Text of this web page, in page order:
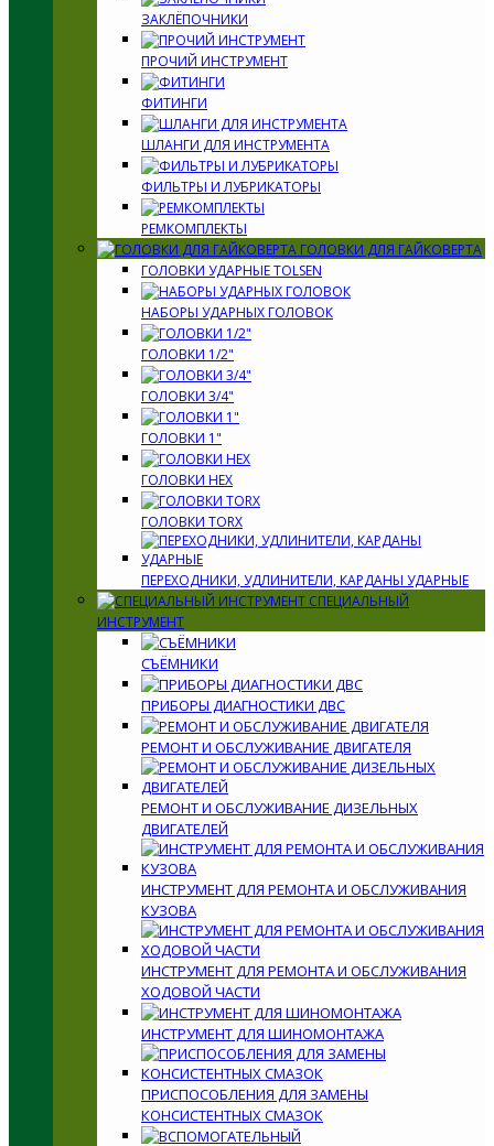
ЗАКЛЁПОЧНИКИ
ПРОЧИЙ ИНСТРУМЕНТ
ФИТИНГИ
ШЛАНГИ ДЛЯ ИНСТРУМЕНТА
ФИЛЬТРЫ И ЛУБРИКАТОРЫ
РЕМКОМПЛЕКТЫ
ГОЛОВКИ ДЛЯ ГАЙКОВЕРТА
ГОЛОВКИ УДАРНЫЕ TOLSEN
НАБОРЫ УДАРНЫХ ГОЛОВОК
ГОЛОВКИ 1/2"
ГОЛОВКИ 3/4"
ГОЛОВКИ 1"
ГОЛОВКИ HEX
ГОЛОВКИ TORX
ПЕРЕХОДНИКИ, УДЛИНИТЕЛИ, КАРДАНЫ УДАРНЫЕ
СПЕЦИАЛЬНЫЙ
ИНСТРУМЕНТ
СЪЁМНИКИ
ПРИБОРЫ ДИАГНОСТИКИ ДВС
РЕМОНТ И ОБСЛУЖИВАНИЕ ДВИГАТЕЛЯ
РЕМОНТ И ОБСЛУЖИВАНИЕ ДИЗЕЛЬНЫХ
ДВИГАТЕЛЕЙ
ИНСТРУМЕНТ ДЛЯ РЕМОНТА И ОБСЛУЖИВАНИЯ
КУЗОВА
ИНСТРУМЕНТ ДЛЯ РЕМОНТА И ОБСЛУЖИВАНИЯ
ХОДОВОЙ ЧАСТИ
ИНСТРУМЕНТ ДЛЯ ШИНОМОНТАЖА
ПРИСПОСОБЛЕНИЯ ДЛЯ ЗАМЕНЫ
КОНСИСТЕНТНЫХ СМАЗОК